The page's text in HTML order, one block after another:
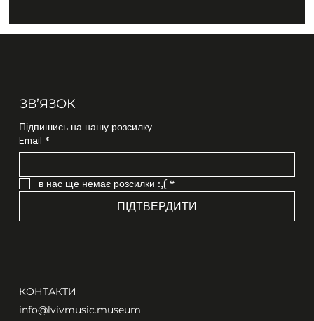
ЗВʼЯЗОК
Підпишись на нашу розсилку
Email *
в нас ще немає розсилки :,( *
ПІДТВЕРДИТИ
КОНТАКТИ
info@lvivmusic.museum